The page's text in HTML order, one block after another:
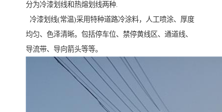
分为冷漆划线和热熔划线两种.
冷漆划线(常温)采用特种道路冷涂料，人工喷涂、厚度
均匀、色泽清晰。包括停车位、禁停黄线区、通道线、
导流带、导向箭头等等。